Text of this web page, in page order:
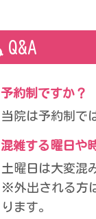
Q&A
予約制ですか？
当院は予約制で
混雑する曜日や
土曜日は大変混
※外出される方
ります。